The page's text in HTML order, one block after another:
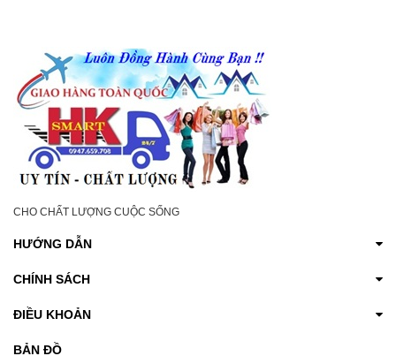
CHO CHẤT LƯỢNG CUỘC SỐNG
HƯỚNG DẪN
CHÍNH SÁCH
ĐIỀU KHOẢN
BẢN ĐỒ